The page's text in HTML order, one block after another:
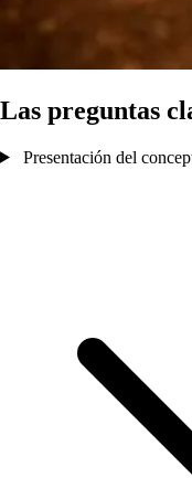
Las preguntas
Presentación del